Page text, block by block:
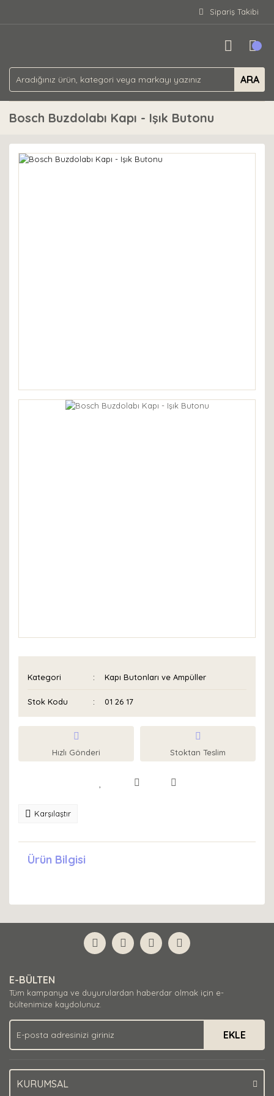
Sipariş Takibi
ARA
Bosch Buzdolabı Kapı - Işık Butonu
Kategori Kapı Butonları ve Ampüller
Stok Kodu 01 26 17
Hızlı Gönderi Stoktan Teslim
Karşılaştır
Ürün Bilgisi
E-BÜLTEN
Tüm kampanya ve duyurulardan haberdar olmak için e-
bültenimize kaydolunuz.
EKLE
KURUMSAL